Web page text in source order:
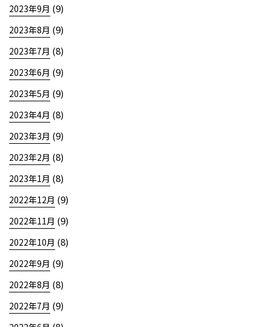
2023年9月 (9)
2023年8月 (9)
2023年7月 (8)
2023年6月 (9)
2023年5月 (9)
2023年4月 (8)
2023年3月 (9)
2023年2月 (8)
2023年1月 (8)
2022年12月 (9)
2022年11月 (9)
2022年10月 (8)
2022年9月 (9)
2022年8月 (8)
2022年7月 (9)